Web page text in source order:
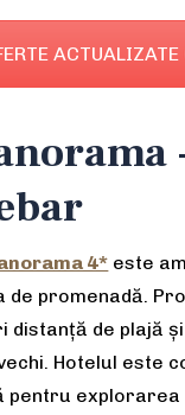
4* este
de promenadă.
distanță de plajă
Hotelul este
pentru explorarea